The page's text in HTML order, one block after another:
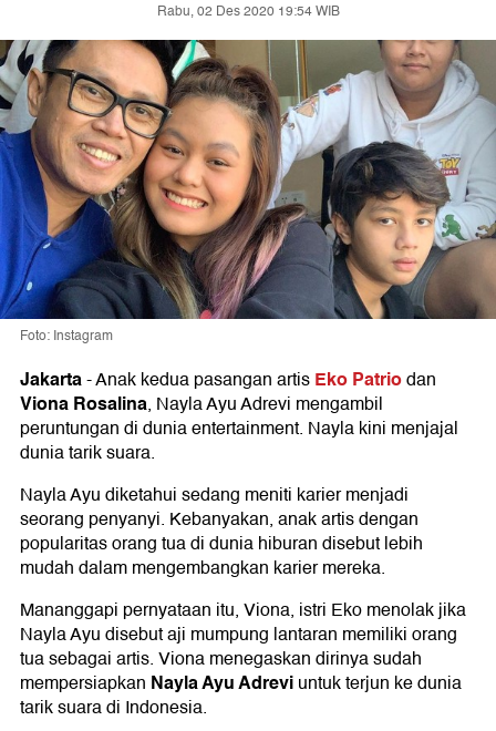
Rabu, 02 Des 2020 19:54 WIB
Foto: Instagram
Jakarta-Anak kedua pasangan artisEko Patriodan
Viona Rosalina, Nayla Ayu Adrevi mengambil
peruntungan di dunia entertainment. Nayla kini menjajal
dunia tarik suara.
Nayla Ayu diketahui sedang meniti karier menjadi
seorang penyanyi. Kebanyakan, anak artis dengan
popularitas orang tua di dunia hiburan disebut lebih
mudah dalam mengembangkan karier mereka.
Mananggapi pernyataan itu, Viona, istri Eko menolak jika
Nayla Ayu disebut aji mumpung lantaran memiliki orang
tua sebagai artis. Viona menegaskan dirinya sudah
mempersiapkan Nayla Ayu Adreviuntuk terjun ke dunia
tarik suara di Indonesia.